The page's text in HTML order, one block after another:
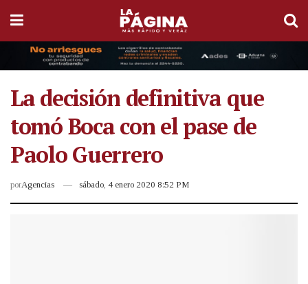
La decisión definitiva que
tomó Boca con el pase de
Paolo Guerrero
porAgencias sábado, 4 enero 2020 8:52 PM